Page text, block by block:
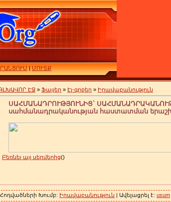
|ՄՈՒՏՔ
ԷՋ » Ֆայլեր » Էլ-գրքեր » Իրավաբանություն
ՍԱՀՄԱՆԱԴՐՈՒԹՅՈՒՆԻՑ`
սահմանադրականության հաստատման
Բեռնել այլ սերվերից()
Հոդվածների Խումբ: Իրավաբանություն | Ավելացրել է: usum